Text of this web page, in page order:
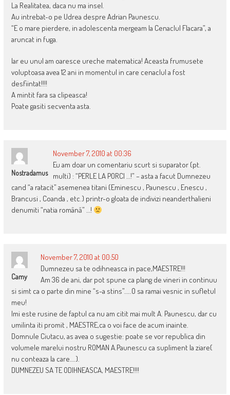
La Realitatea, daca nu ma insel.
Au intrebat-o pe Udrea despre Adrian Paunescu.
“E o mare pierdere, in adolescenta mergeam la Cenaclul Flacara”, a
aruncat in fuga.
Iar eu unul am oaresce ureche matematica! Aceasta frumusete
voluptoasa avea 12 ani in momentul in care cenaclul a fost
desfiintat!!!!
A mintit fara sa clipeasca!
Poate gasiti secventa asta.
Nostradamus
November 7, 2010 at 00:36
Eu am doar un comentariu scurt si suparator (pt.
multi) : “PERLE LA PORCI …!” – asta a facut Dumnezeu
cand “a ratacit” asemenea titani (Eminescu , Paunescu , Enescu ,
Brancusi , Coanda , etc.) printr-o gloata de indivizi neanderthalieni
denumiti “natia română” …!
Camy
November 7, 2010 at 00:50
Dumnezeu sa te odihneasca in pace,MAESTRE!!!
Am 36 de ani, dar pot spune ca plang de vineri in continuu
si simt ca o parte din mine “s-a stins”…..O sa ramai vesnic in sufletul
meu!
Imi este rusine de faptul ca nu am citit mai mult A. Paunescu, dar cu
umilinta iti promit , MAESTRE,ca o voi face de acum inainte.
Domnule Ciutacu, as avea o sugestie: poate se vor republica din
volumele marelui nostru ROMAN A.Paunescu ca supliment la ziare(
nu conteaza la care….).
DUMNEZEU SA TE ODIHNEASCA, MAESTRE!!!!